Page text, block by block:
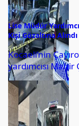
Lise Müdür
Kişi Gözaltına Alındı
Kocaeli’nin
yardımcısı Mahir
öldürülmesine
şüpheli adliyeye